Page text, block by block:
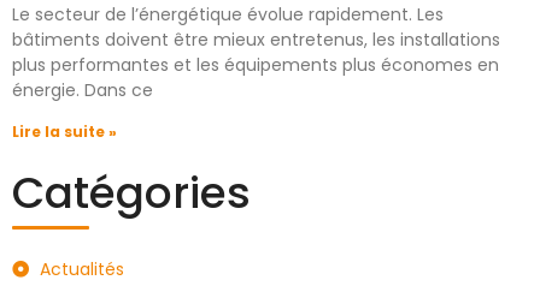
Le secteur de l’énergétique évolue rapidement. Les
bâtiments doivent être mieux entretenus, les installations
plus performantes et les équipements plus économes en
énergie. Dans ce
Lire la suite »
Catégories
Actualités